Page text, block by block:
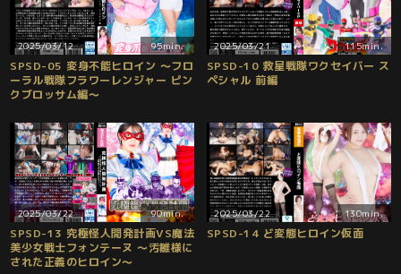
2025/03/12 95min.
SPSD-05 変身不能ヒロイン ～フロ
ーラル戦隊フラワーレンジャー ピン
クブロッサム編～
2025/03/21 115min.
SPSD-10 救星戦隊ワクセイバー ス
ペシャル 前編
2025/03/22 90min.
SPSD-13 究極怪人開発計画VS魔法
美少女戦士フォンテーヌ ～汚雛様に
された正義のヒロイン～
2025/03/22 130min.
SPSD-14 ど変態ヒロイン仮面